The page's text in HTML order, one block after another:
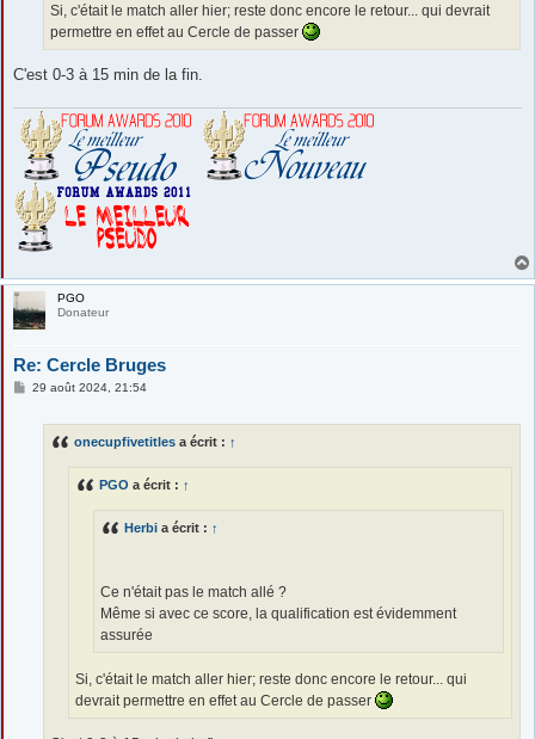
Si, c'était le match aller hier; reste donc encore le retour... qui devrait
permettre en effet au Cercle de passer
C'est 0-3 à 15 min de la fin.
PGO
Donateur
Re: Cercle Bruges
M29 août 2024, 21:54
onecupfivetitles a écrit : ↑
PGO a écrit : ↑
Herbi a écrit : ↑
Ce n'était pas le match allé ?
Même si avec ce score, la qualification est évidemment
assurée
Si, c'était le match aller hier; reste donc encore le retour... qui
devrait permettre en effet au Cercle de passer